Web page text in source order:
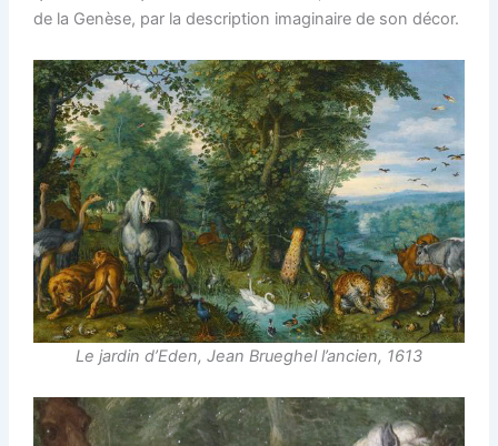
de la Genèse, par la description imaginaire de son décor.
Le jardin d’Eden, Jean Brueghel l’ancien, 1613